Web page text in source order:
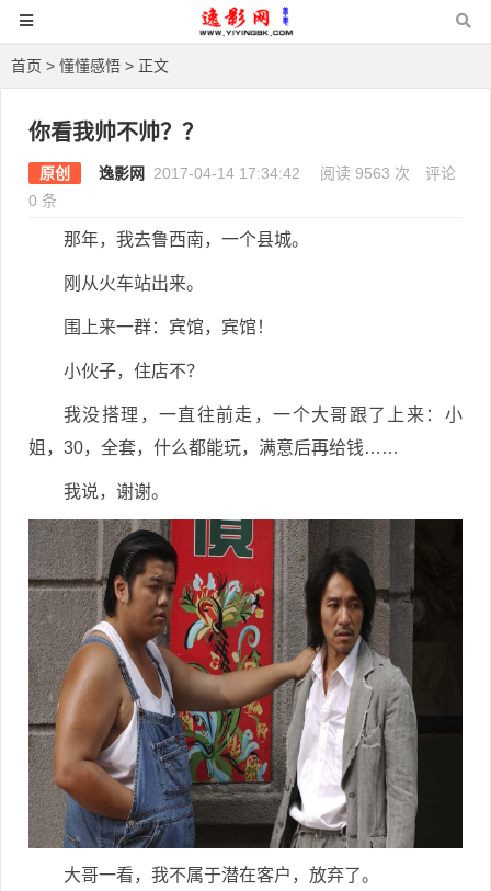
首页 > 懂懂感悟 > 正文
你看我帅不帅？？
原创 逸影网 2017-04-14 17:34:42 阅读 9563 次
评论
0 条
那年，我去鲁西南，一个县城。
刚从火车站出来。
围上来一群：宾馆，宾馆！
小伙子，住店不？
我没搭理，一直往前走，一个大哥跟了上来：小
姐，30，全套，什么都能玩，满意后再给钱……
我说，谢谢。
大哥一看，我不属于潜在客户，放弃了。